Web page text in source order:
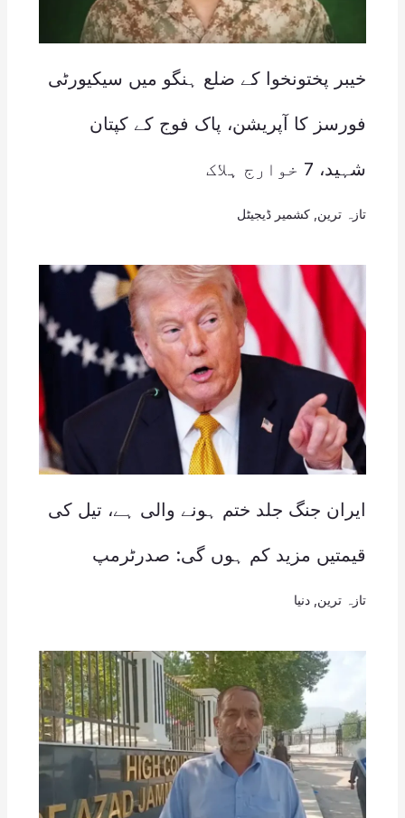
خیبر پختونخوا کے ضلع ہنگو میں سیکیورٹی
فورسز کا آپریشن، پاک فوج کے کپتان
شہید، 7 خوارج ہلاک
تازہ ترین کشمیر ڈیجیٹل
ایران جنگ جلد ختم ہونے والی ہے، تیل کی
قیمتیں مزید کم ہوں گی: صدرٹرمپ
تازہ ترین دنیا